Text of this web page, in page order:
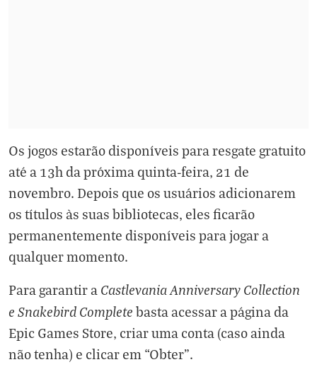
Os jogos estarão disponíveis para resgate gratuito
até a 13h da próxima quinta-feira, 21 de
novembro. Depois que os usuários adicionarem
os títulos às suas bibliotecas, eles ficarão
permanentemente disponíveis para jogar a
qualquer momento.
Para garantir a Castlevania Anniversary Collection
e Snakebird Complete basta acessar a página da
Epic Games Store, criar uma conta (caso ainda
não tenha) e clicar em “Obter”.